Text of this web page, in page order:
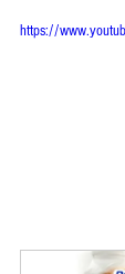
https://